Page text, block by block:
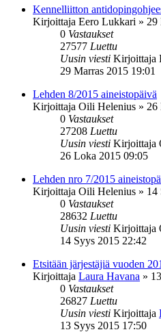
Kennelliitton
Kirjoittaja Eero Lukkari » 29
0 Vastaukset
27577 Luettu
Uusin viesti Kirjoittaja
29 Marras 2015 19:01
Lehden 8/2015 aineistopäivä
Kirjoittaja Oili Helenius » 26
0 Vastaukset
27208 Luettu
Uusin viesti Kirjoittaja
26 Loka 2015 09:05
Lehden nro 7/2015
Kirjoittaja Oili Helenius » 14
0 Vastaukset
28632 Luettu
Uusin viesti Kirjoittaja
14 Syys 2015 22:42
Etsitään järjestäjiä vuoden
Kirjoittaja Laura Havana »
0 Vastaukset
26827 Luettu
Uusin viesti Kirjoittaja
13 Syys 2015 17:50